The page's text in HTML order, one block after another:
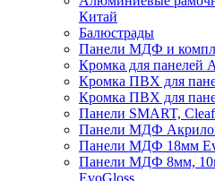
Китай
Балюстрады
Панели МДФ и
Кромка для панелей
Кромка ПВХ для
Кромка ПВХ для
Панели SMART, Cleaf
Панели МДФ
Панели МДФ 18мм
Панели МДФ 8мм,
EvoGloss